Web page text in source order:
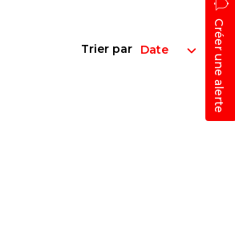
Créer une alerte
Trier par